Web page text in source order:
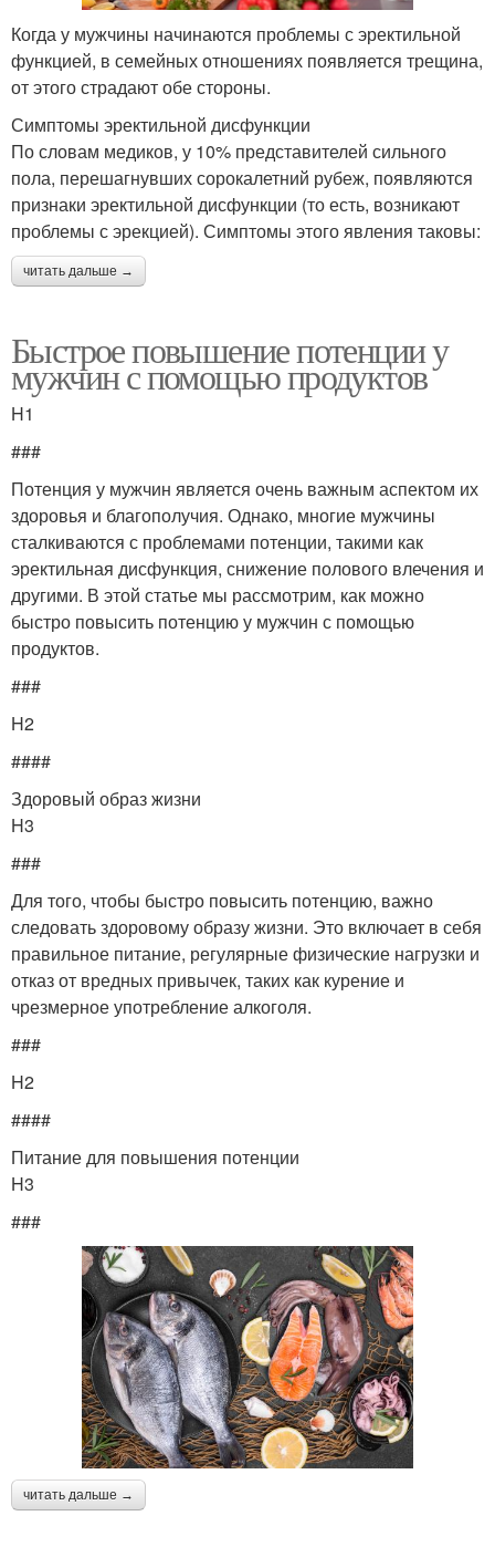
Когда у мужчины начинаются проблемы с эректильной
функцией, в семейных отношениях появляется трещина,
от этого страдают обе стороны.
Симптомы эректильной дисфункции
По словам медиков, у 10% представителей сильного
пола, перешагнувших сорокалетний рубеж, появляются
признаки эректильной дисфункции (то есть, возникают
проблемы с эрекцией). Симптомы этого явления таковы:
читать дальше →
Быстрое повышение потенции у
мужчин с помощью продуктов
H1
###
Потенция у мужчин является очень важным аспектом их
здоровья и благополучия. Однако, многие мужчины
сталкиваются с проблемами потенции, такими как
эректильная дисфункция, снижение полового влечения и
другими. В этой статье мы рассмотрим, как можно
быстро повысить потенцию у мужчин с помощью
продуктов.
###
H2
####
Здоровый образ жизни
H3
###
Для того, чтобы быстро повысить потенцию, важно
следовать здоровому образу жизни. Это включает в себя
правильное питание, регулярные физические нагрузки и
отказ от вредных привычек, таких как курение и
чрезмерное употребление алкоголя.
###
H2
####
Питание для повышения потенции
H3
###
читать дальше →